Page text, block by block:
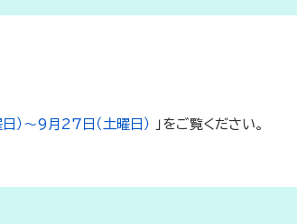
）～9月27日（土曜日） 」をご覧ください。